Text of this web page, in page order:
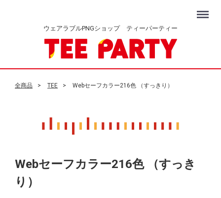
ウェアラブルPNGショップ ティーパーティー
Menu
全商品 TEE Webセーフカラー216色 （すっきり）
Webセーフカラー216色 （すっき
り）